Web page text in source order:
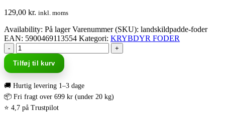
129,00 kr. inkl. moms
Availability: På lager Varenummer (SKU): landskildpadde-foder
EAN: 5900469113554 Kategori: KRYBDYR FODER
-
+
Tilføj til kurv
🚚 Hurtig levering 1–3 dage
📦 Fri fragt over 699 kr (under 20 kg)
⭐ 4,7 på Trustpilot